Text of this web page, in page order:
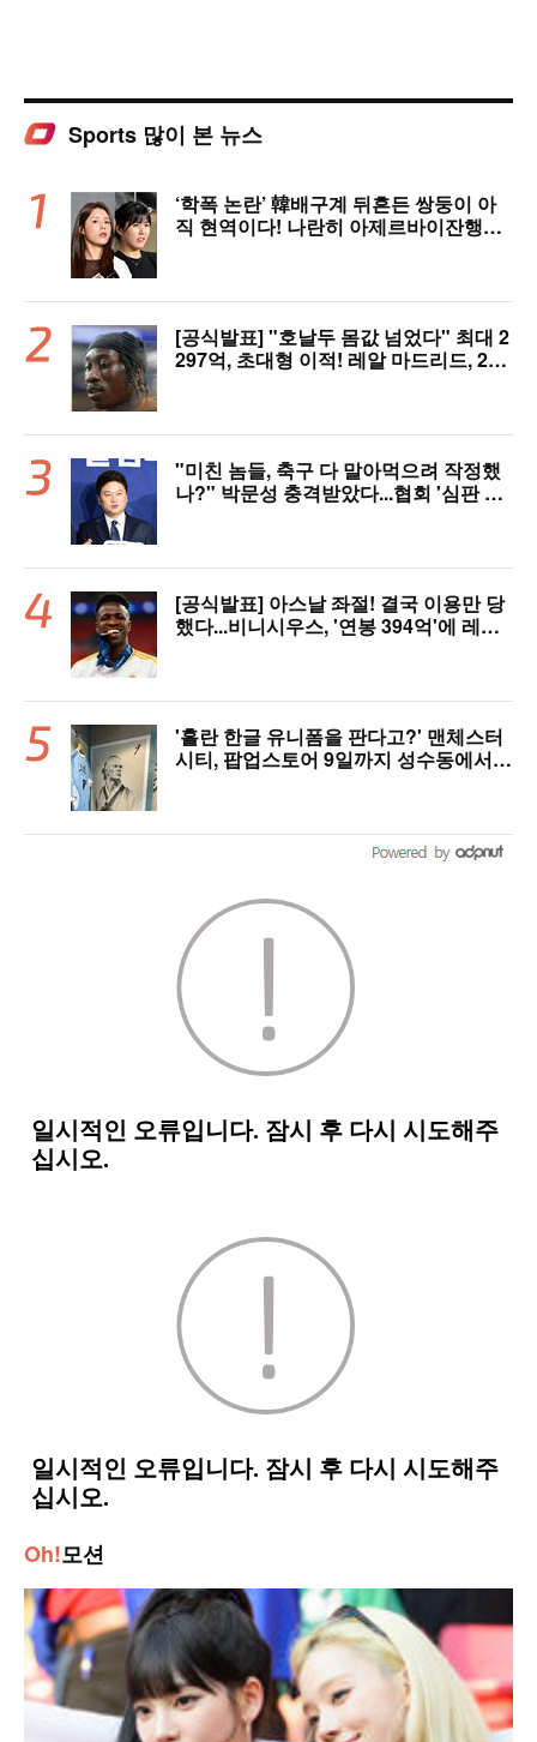
Sports 많이 본 뉴스
‘학폭 논란’ 韓배구계 뒤흔든 쌍둥이 아
직 현역이다! 나란히 아제르바이잔행→5
[공식발표] "호날두 몸값 넘었다" 최대 2
297억, 초대형 이적! 레알 마드리드, 21
"미친 놈들, 축구 다 말아먹으려 작정했
나?" 박문성 충격받았다...협회 '심판 성
[공식발표] 아스날 좌절! 결국 이용만 당
했다...비니시우스, '연봉 394억'에 레알
'홀란 한글 유니폼을 판다고?' 맨체스터
시티, 팝업스토어 9일까지 성수동에서
Oh!모션